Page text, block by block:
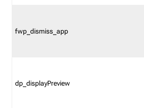
fwp_dismiss_app
dp_displayPreview